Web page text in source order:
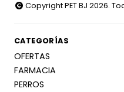
Copyright PET BJ 2026.
CATEGORÍAS
OFERTAS
FARMACIA
PERROS